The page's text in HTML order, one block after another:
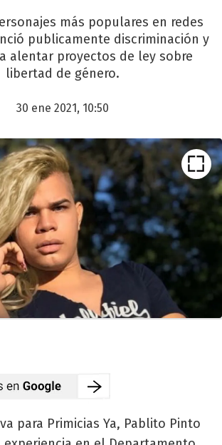
más populares en redes
publicamente discriminación y
alentar proyectos de ley sobre
libertad de género.
30 ene 2021, 10:50
para Primicias Ya, Pablito Pinto